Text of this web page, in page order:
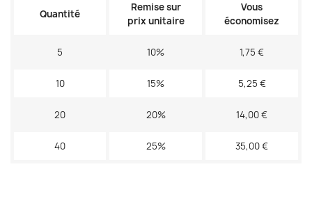
Quantité
Remise sur
prix unitaire
Vous
économisez
5 10% 1,75 €
10 15% 5,25 €
20 20% 14,00 €
40 25% 35,00 €